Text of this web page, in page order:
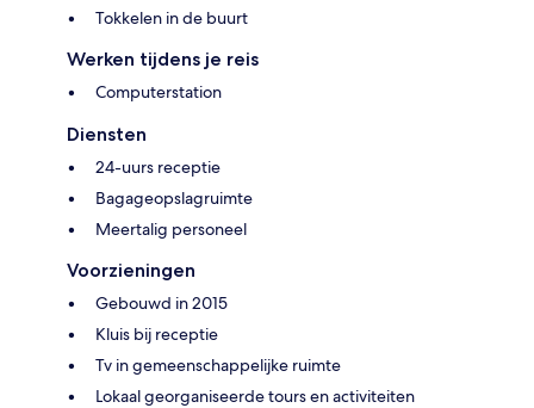
Tokkelen in de buurt
Werken tijdens je reis
Computerstation
Diensten
24-uurs receptie
Bagageopslagruimte
Meertalig personeel
Voorzieningen
Gebouwd in 2015
Kluis bij receptie
Tv in gemeenschappelijke ruimte
Lokaal georganiseerde tours en activiteiten